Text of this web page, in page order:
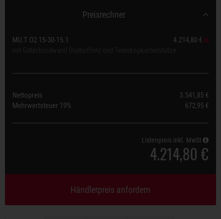
Preisrechner
MU.T O2 15-30-15.1
4.214,80 €
Nettopreis
3.541,85 €
Mehrwertsteuer 19% 672,95 €
Listenpreis inkl. MwSt
4.214,80 €
Händlerpreis anfordern